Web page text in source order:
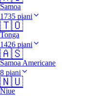
Samoa
1735 piani
🇹🇴
Tonga
1426 piani
🇦🇸
Samoa Americane
8 piani
🇳🇺
Niue